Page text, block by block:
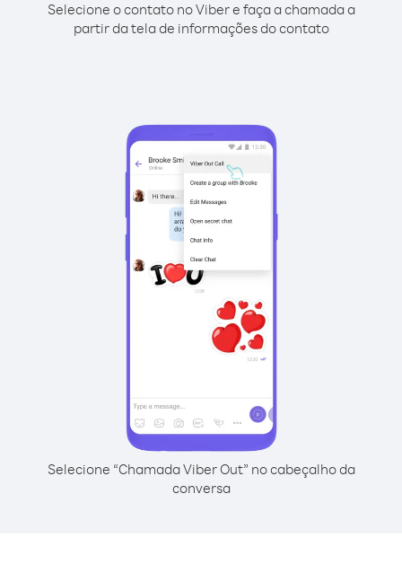
Selecione o contato no Viber e faça a chamada a
partir da tela de informações do contato
Selecione “Chamada Viber Out” no cabeçalho da
conversa